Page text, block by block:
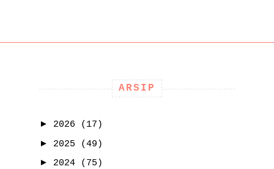
ARSIP
► 2026
(17)
► 2025
(49)
► 2024
(75)